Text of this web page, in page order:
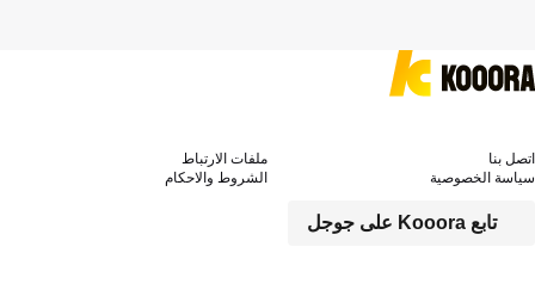
تابع Kooora على جوجل
اتصل بنا
ملفات الارتباط
سياسة الخصوصية
الشروط والاحكام